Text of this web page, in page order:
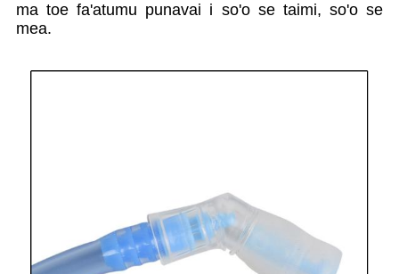
ma toe fa'atumu punavai i so'o se taimi, so'o se
mea.